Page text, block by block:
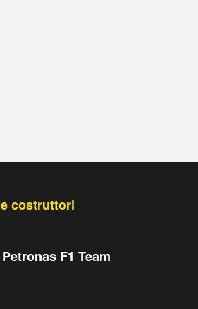
costruttori
F1 Team